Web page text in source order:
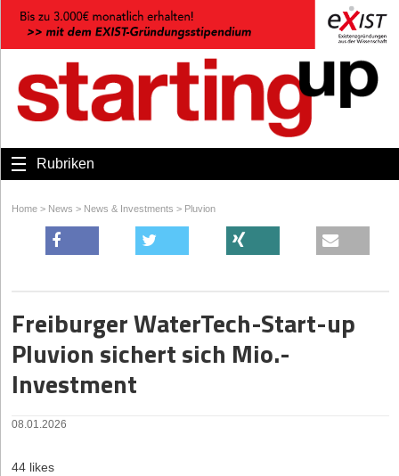
Rubriken
Home > News > News & Investments > Pluvion
Freiburger WaterTech-Start-up
Pluvion sichert sich Mio.-
Investment
08.01.2026
44 likes